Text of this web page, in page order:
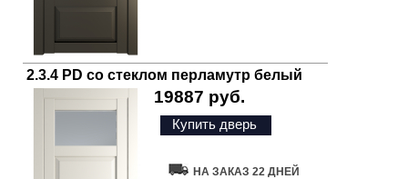
2.3.4 PD со стеклом перламутр белый
19887 руб.
Купить дверь
НА ЗАКАЗ 22 ДНЕЙ